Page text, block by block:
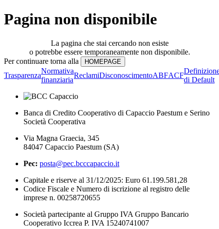
Pagina non disponibile
La pagina che stai cercando non esiste
o potrebbe essere temporaneamente non disponibile.
Per continuare torna alla
Trasparenza
Normativa
finanziaria
ReclamiDisconoscimentoABFACF
di Default
Banca di Credito Cooperativo di Capaccio Paestum e Serino
Società Cooperativa
Via Magna Graecia, 345
84047 Capaccio Paestum (SA)
Pec: posta@pec.bcccapaccio.it
Capitale e riserve al 31/12/2025: Euro 61.199.581,28
Codice Fiscale e Numero di iscrizione al registro delle
imprese n. 00258720655
Società partecipante al Gruppo IVA Gruppo Bancario
Cooperativo Iccrea P. IVA 15240741007